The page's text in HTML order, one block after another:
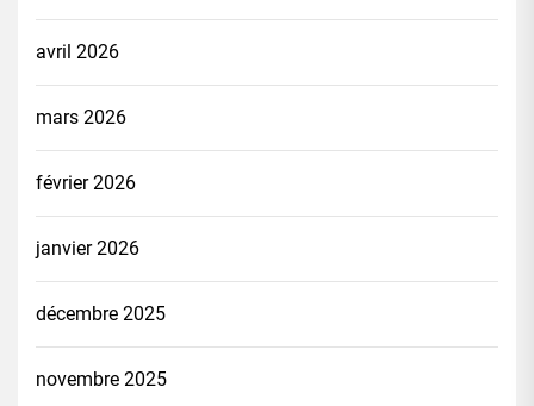
avril 2026
mars 2026
février 2026
janvier 2026
décembre 2025
novembre 2025